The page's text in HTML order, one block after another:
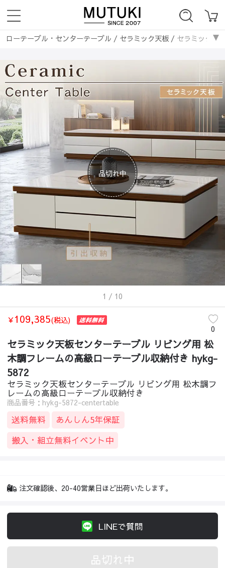
ローテーブル・センターテーブル / セラミック天板/ セラミック天
テーブル・机
セラミック天板
品切れ中
1 / 10
￥109,385(税込)
0
セラミック天板センターテーブル リビング用 松
木調フレームの高級ローテーブル収納付き hykg-
5872
セラミック天板センターテーブル リビング用 松木調フ
レームの高級ローテーブル収納付き
商品番号：hykg-5872-centertable
送料無料
あんしん5年保証
搬入・組立無料イベント中
注文確認後、20-40営業日ほど出荷いたします。
LINEで質問
品切れ中